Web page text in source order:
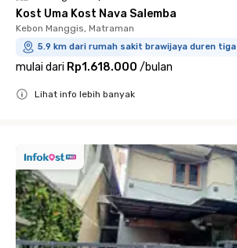
Kost Uma Kost Nava Salemba
Kebon Manggis, Matraman
5.9 km dari rumah sakit brawijaya duren tiga
mulai dari Rp1.618.000 /bulan
Lihat info lebih banyak